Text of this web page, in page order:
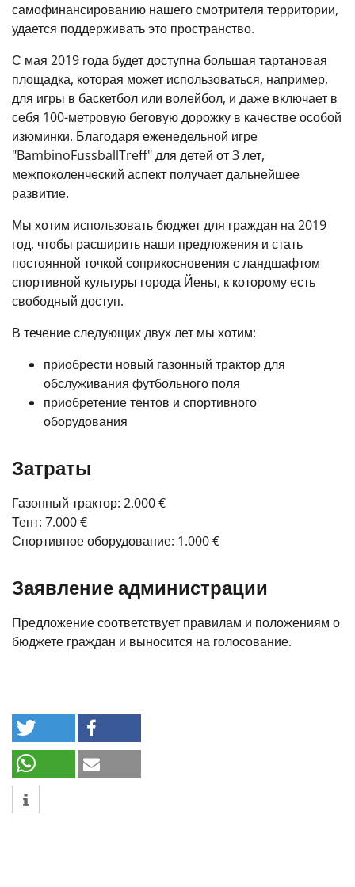
самофинансированию нашего смотрителя территории,
удается поддерживать это пространство.
С мая 2019 года будет доступна большая тартановая
площадка, которая может использоваться, например,
для игры в баскетбол или волейбол, и даже включает в
себя 100-метровую беговую дорожку в качестве особой
изюминки. Благодаря еженедельной игре
"BambinoFussballTreff" для детей от 3 лет,
межпоколенческий аспект получает дальнейшее
развитие.
Мы хотим использовать бюджет для граждан на 2019
год, чтобы расширить наши предложения и стать
постоянной точкой соприкосновения с ландшафтом
спортивной культуры города Йены, к которому есть
свободный доступ.
В течение следующих двух лет мы хотим:
приобрести новый газонный трактор для
обслуживания футбольного поля
приобретение тентов и спортивного
оборудования
Затраты
Газонный трактор: 2.000 €
Тент: 7.000 €
Спортивное оборудование: 1.000 €
Заявление администрации
Предложение соответствует правилам и положениям о
бюджете граждан и выносится на голосование.